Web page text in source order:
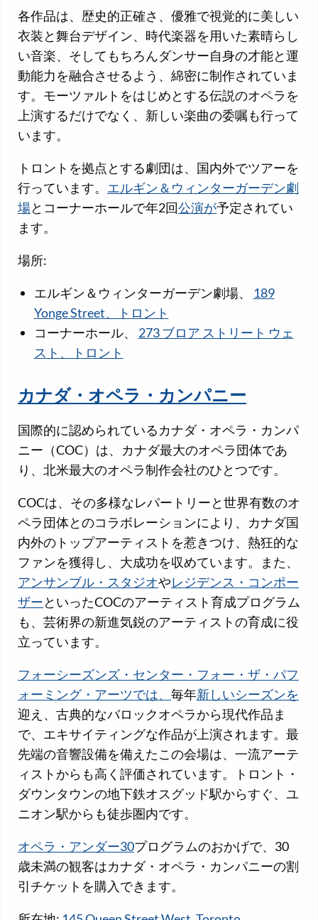
各作品は、歴史的正確さ、優雅で視覚的に美しい
衣装と舞台デザイン、時代楽器を用いた素晴らし
い音楽、そしてもちろんダンサー自身の才能と運
動能力を融合させるよう、綿密に制作されていま
す。モーツァルトをはじめとする伝説のオペラを
上演するだけでなく、新しい楽曲の委嘱も行って
います。
トロントを拠点とする劇団は、国内外でツアーを
行っています。 エルギン＆ウィンターガーデン劇
場とコーナーホールで年2回公演が予定されてい
ます。
場所:
エルギン＆ウィンターガーデン劇場、
189
Yonge Street、トロント
コーナーホール、 273 ブロア ストリート ウェ
スト、トロント
カナダ・オペラ・カンパニー
国際的に認められているカナダ・オペラ・カンパ
ニー（COC）は、カナダ最大のオペラ団体であ
り、北米最大のオペラ制作会社のひとつです。
COCは、その多様なレパートリーと世界有数のオ
ペラ団体とのコラボレーションにより、カナダ国
内外のトップアーティストを惹きつけ、熱狂的な
ファンを獲得し、大成功を収めています。また、
アンサンブル・スタジオやレジデンス・コンポー
ザーといったCOCのアーティスト育成プログラム
も、芸術界の新進気鋭のアーティストの育成に役
立っています。
フォーシーズンズ・センター・フォー・ザ・パフ
ォーミング・アーツでは、 毎年新しいシーズンを
迎え、古典的なバロックオペラから現代作品ま
で、エキサイティングな作品が上演されます。最
先端の音響設備を備えたこの会場は、一流アーテ
ィストからも高く評価されています。トロント・
ダウンタウンの地下鉄オスグッド駅からすぐ、ユ
ニオン駅からも徒歩圏内です。
オペラ・アンダー30プログラムのおかげで、30
歳未満の観客はカナダ・オペラ・カンパニーの割
引チケットを購入できます。